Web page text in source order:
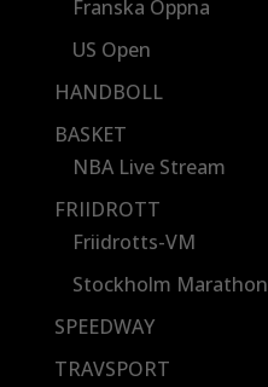
Franska Öppna
US Open
HANDBOLL
BASKET
NBA Live Stream
FRIIDROTT
Friidrotts-VM
Stockholm Marathon
SPEEDWAY
TRAVSPORT